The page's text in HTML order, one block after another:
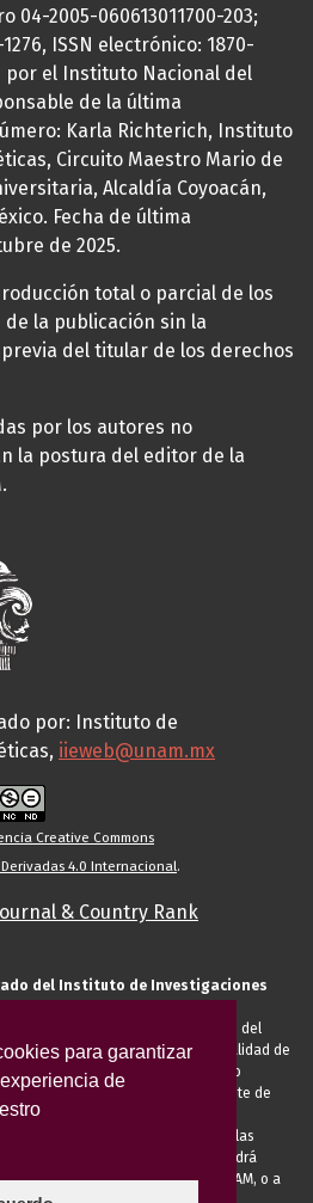
para garantizar
de
04-2005-060613011700-203;
ISSN electrónico: 1870-
por el Instituto Nacional del
de la última
Karla Richterich, Instituto
Circuito Maestro Mario de
Alcaldía Coyoacán,
Fecha de última
de 2025.
total o parcial de los
la publicación sin la
del titular de los derechos
por los autores no
la postura del editor de la
por: Instituto de
iieweb@unam.mx
Creative Commons
4.0 Internacional.
del Instituto de Investigaciones
de la UNAM, es responsable del
para el registro de usted en calidad de
entidad académica, conferencista o
visitante, proveedor o cliente de
las finalidades necesarias
aquellas exigidas legalmente o por las
transferir sus datos personales. Podrá
Unidad de Transparencia de la UNAM, o a